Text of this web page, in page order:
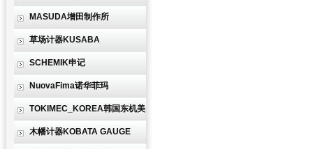
MASUDA增田制作所
草场计器KUSABA
SCHEMIK申记
NuovaFima诺华菲玛
TOKIMEC_KOREA韩国东机美
木幡计器KOBATA GAUGE